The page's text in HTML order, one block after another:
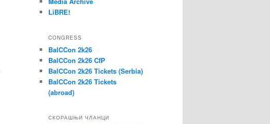
LiBRE!
CONGRESS
BalCCon 2k26
BalCCon 2k26 CfP
BalCCon 2k26 Tickets (Serbia)
BalCCon 2k26 Tickets
(abroad)
СКОРАШЊИ ЧЛАНЦИ